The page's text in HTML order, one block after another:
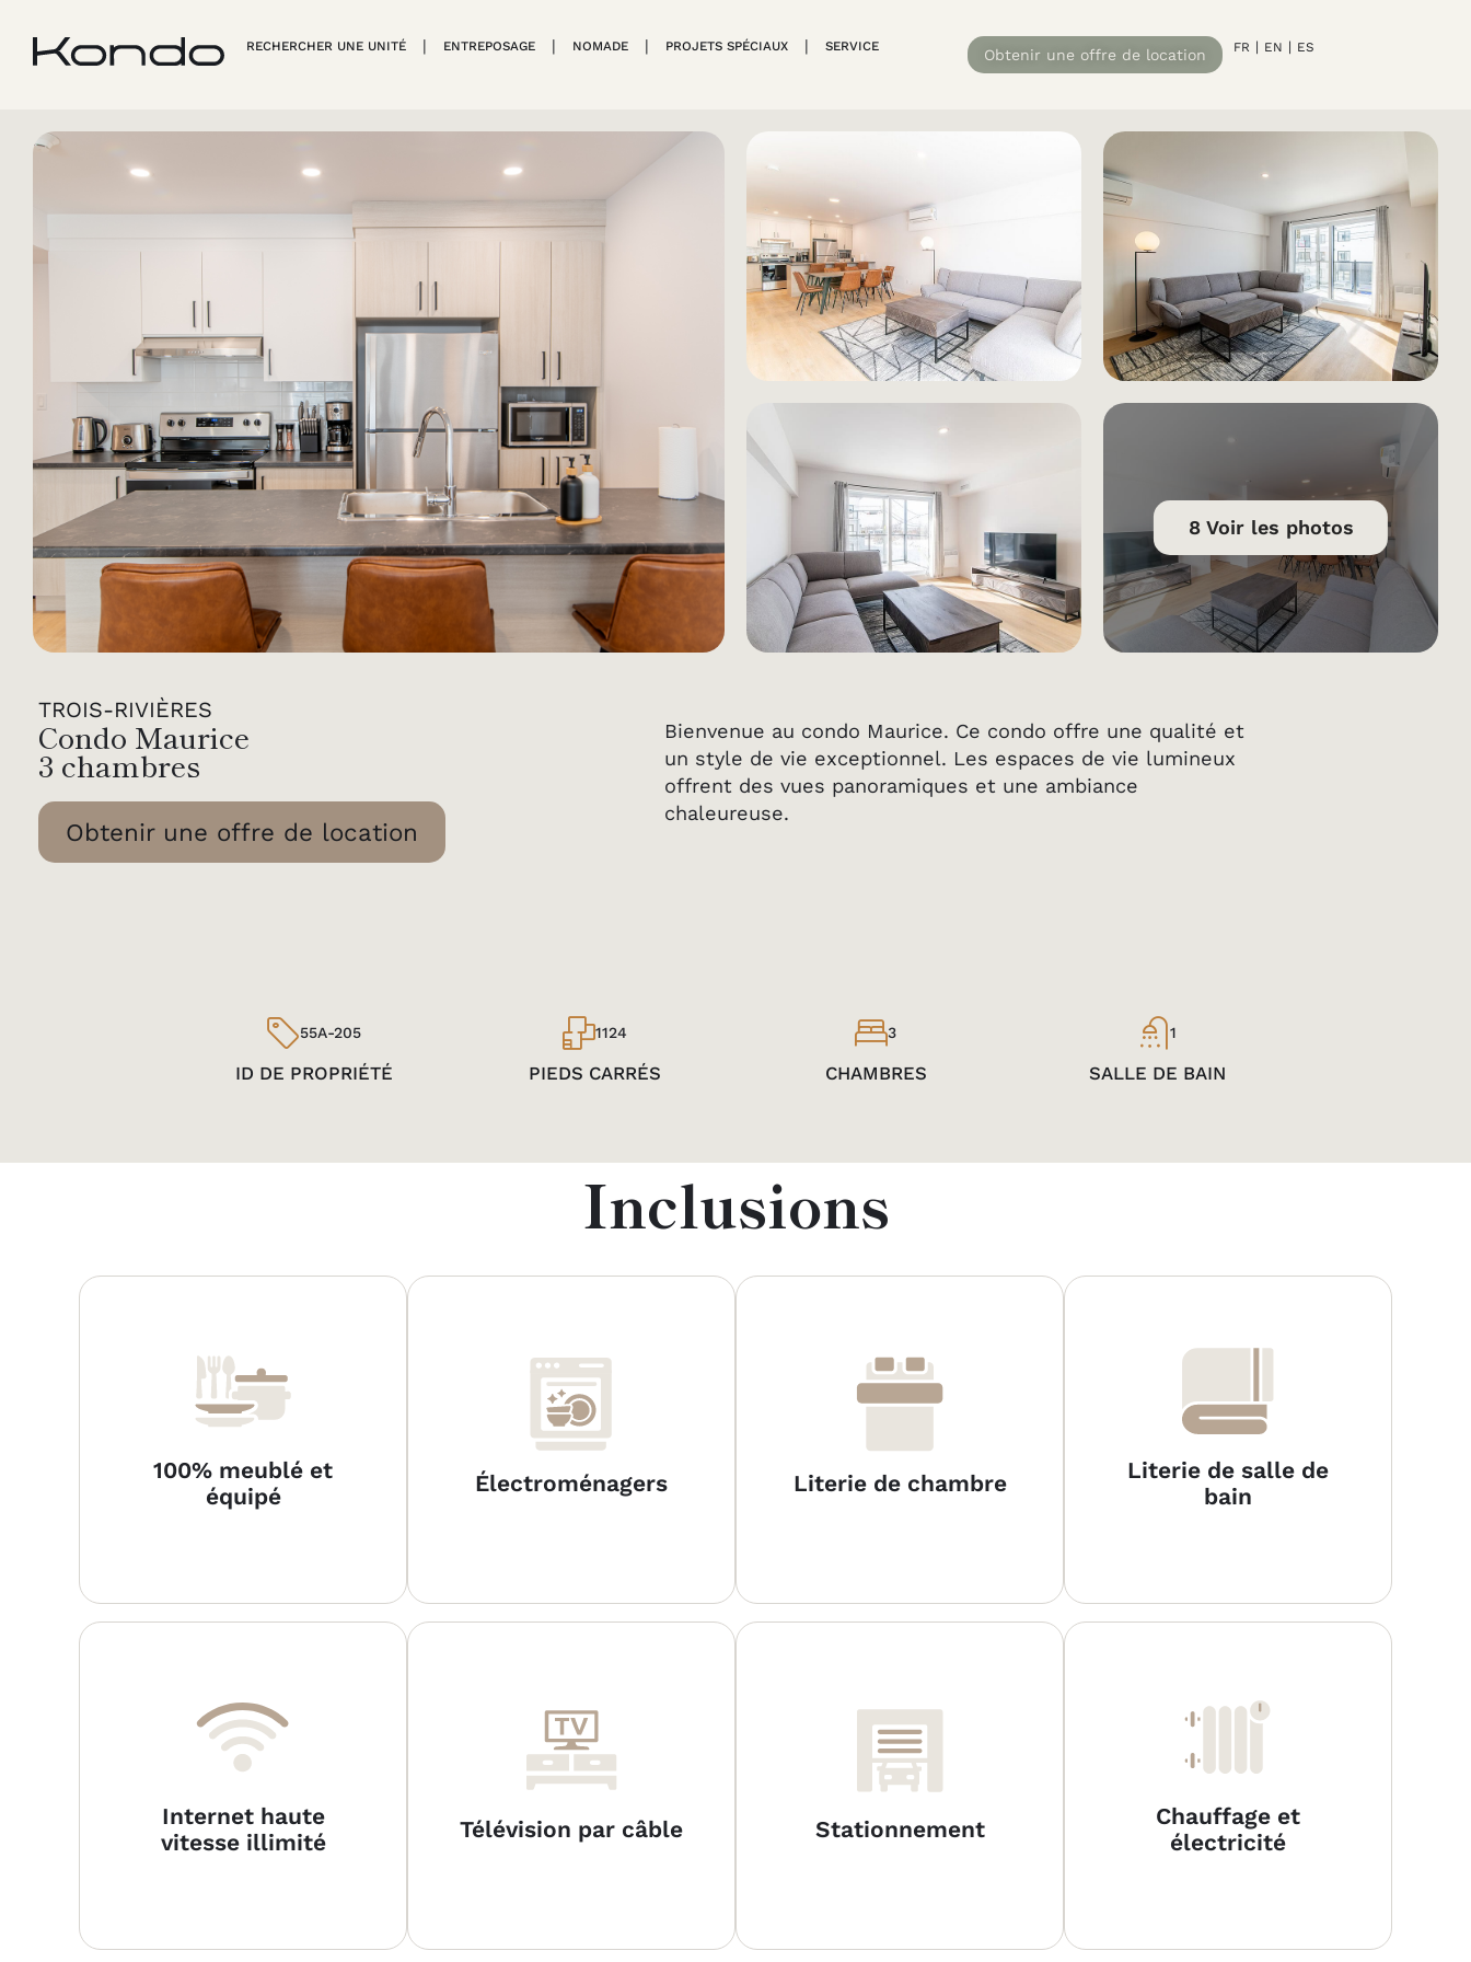
RECHERCHER UNE UNITÉ ENTREPOSAGE NOMADE PROJETS SPÉCIAUX SERVICE
Obtenir une offre de location FR EN ES
8 Voir les photos
TROIS-RIVIÈRES
Condo Maurice
3 chambres
Obtenir une offre de location
Bienvenue au condo Maurice. Ce condo offre une qualité et
un style de vie exceptionnel. Les espaces de vie lumineux
offrent des vues panoramiques et une ambiance
chaleureuse.
55A-205
ID DE PROPRIÉTÉ
1124
PIEDS CARRÉS
3
CHAMBRES
1
SALLE DE BAIN
Inclusions
100% meublé et
équipé
Électroménagers Literie de chambre
Literie de salle de
bain
Internet haute
vitesse illimité
Télévision par câble Stationnement
Chauffage et
électricité